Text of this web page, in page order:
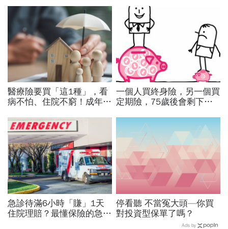
醫療險要買「這1種」，看
病不怕、住院不窮！成年人
保費鎖住80%風險「省錢配
置法」
一個人買終身險，另一個買
定期險，75歲後會剩下什
該買「終身險」
急診待滿6小時「賺」1天
住院理賠？最懂保險的急診
停看聽 不當冤大頭—你買
對投資型保單了嗎？
Ads by